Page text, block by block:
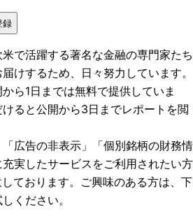
録
で活躍する著名な金融の専門家たち
けするため、日々努力しています。
ら1日までは無料で提供していま
ると公開から3日までレポートを閲
「広告の非表示」「個別銘柄の財務情
実したサービスをご利用されたい方
ております。ご興味のある方は、下
ください。